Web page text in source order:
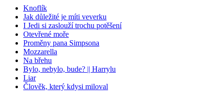
Knoflík
Jak důležité je míti veverku
I Jedi si zaslouží trochu potěšení
Otevřené moře
Proměny pana Simpsona
Mozzarella
Na břehu
Bylo, nebylo, bude? || Harrylu
Liar
Člověk, který kdysi miloval